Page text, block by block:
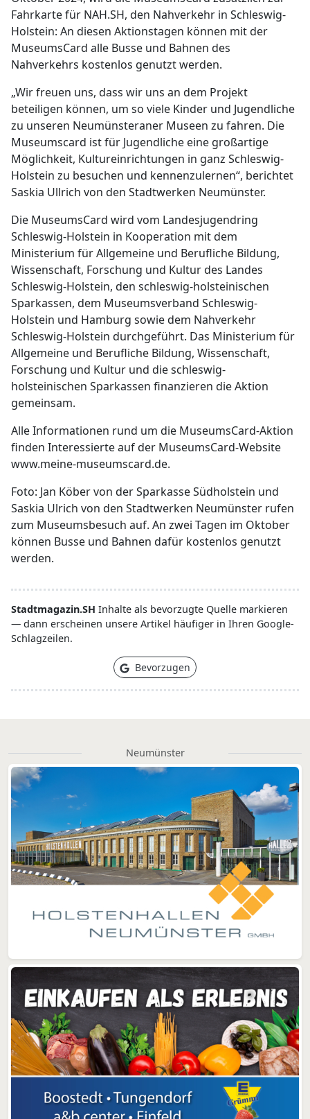
Fahrkarte für NAH.SH, den Nahverkehr in Schleswig-
Holstein: An diesen Aktionstagen können mit der
MuseumsCard alle Busse und Bahnen des
Nahverkehrs kostenlos genutzt werden.
„Wir freuen uns, dass wir uns an dem Projekt
beteiligen können, um so viele Kinder und Jugendliche
zu unseren Neumünsteraner Museen zu fahren. Die
Museumscard ist für Jugendliche eine großartige
Möglichkeit, Kultureinrichtungen in ganz Schleswig-
Holstein zu besuchen und kennenzulernen“, berichtet
Saskia Ullrich von den Stadtwerken Neumünster.
Die MuseumsCard wird vom Landesjugendring
Schleswig-Holstein in Kooperation mit dem
Ministerium für Allgemeine und Berufliche Bildung,
Wissenschaft, Forschung und Kultur des Landes
Schleswig-Holstein, den schleswig-holsteinischen
Sparkassen, dem Museumsverband Schleswig-
Holstein und Hamburg sowie dem Nahverkehr
Schleswig-Holstein durchgeführt. Das Ministerium für
Allgemeine und Berufliche Bildung, Wissenschaft,
Forschung und Kultur und die schleswig-
holsteinischen Sparkassen finanzieren die Aktion
gemeinsam.
Alle Informationen rund um die MuseumsCard-Aktion
finden Interessierte auf der MuseumsCard-Website
www.meine-museumscard.de.
Foto: Jan Köber von der Sparkasse Südholstein und
Saskia Ulrich von den Stadtwerken Neumünster rufen
zum Museumsbesuch auf. An zwei Tagen im Oktober
können Busse und Bahnen dafür kostenlos genutzt
werden.
Stadtmagazin.SH Inhalte als bevorzugte Quelle markieren
— dann erscheinen unsere Artikel häufiger in Ihren Google-
Schlagzeilen.
Bevorzugen
Neumünster